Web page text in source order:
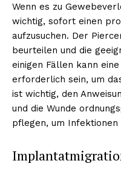
Wenn es zu
wichtig, sofort einen
aufzusuchen. Der
beurteilen und die
einigen Fällen kann
erforderlich sein, um
ist wichtig, den
und die Wunde
pflegen, um Infektionen